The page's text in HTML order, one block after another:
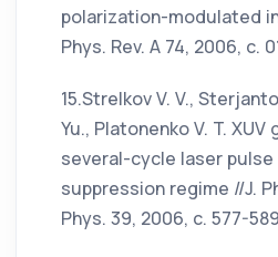
polarization-modulated
Phys. Rev. A 74, 2006, c.
15.Strelkov V. V.,
Yu., Platonenko V. T.
several-cycle laser pulse
suppression regime //J.
Phys. 39, 2006, c. 577-